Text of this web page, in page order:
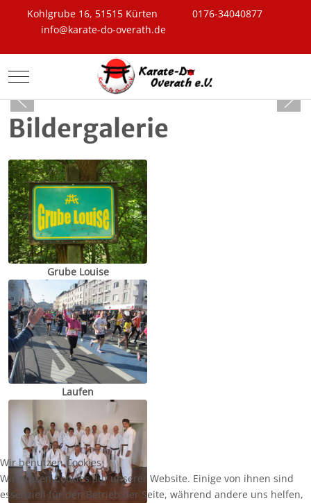
Kohlgrube 16, 51515 Kürten
0176-34040877
info@karate-do-overath.de
Mobile Menu Toggle
Bildergalerie
Grube Louise
Laufen
Wir benutzen Cookies
Wir nutzen Cookies auf unserer Website. Einige von ihnen sind
essenziell für den Betrieb der Seite, während andere uns helfen,